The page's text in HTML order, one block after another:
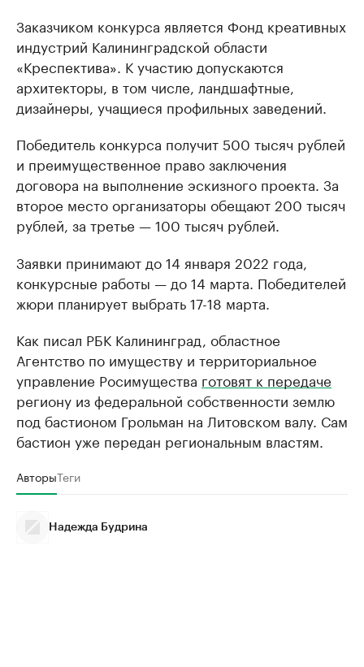
Заказчиком конкурса является Фонд креативных
индустрий Калининградской области
«Креспектива». К участию допускаются
архитекторы, в том числе, ландшафтные,
дизайнеры, учащиеся профильных заведений.
Победитель конкурса получит 500 тысяч рублей
и преимущественное право заключения
договора на выполнение эскизного проекта. За
второе место организаторы обещают 200 тысяч
рублей, за третье — 100 тысяч рублей.
Заявки принимают до 14 января 2022 года,
конкурсные работы — до 14 марта. Победителей
жюри планирует выбрать 17-18 марта.
Как писал РБК Калининград, областное
Агентство по имуществу и территориальное
управление Росимущества готовят к передаче
региону из федеральной собственности землю
под бастионом Грольман на Литовском валу. Сам
бастион уже передан региональным властям.
АвторыТеги
Надежда Будрина